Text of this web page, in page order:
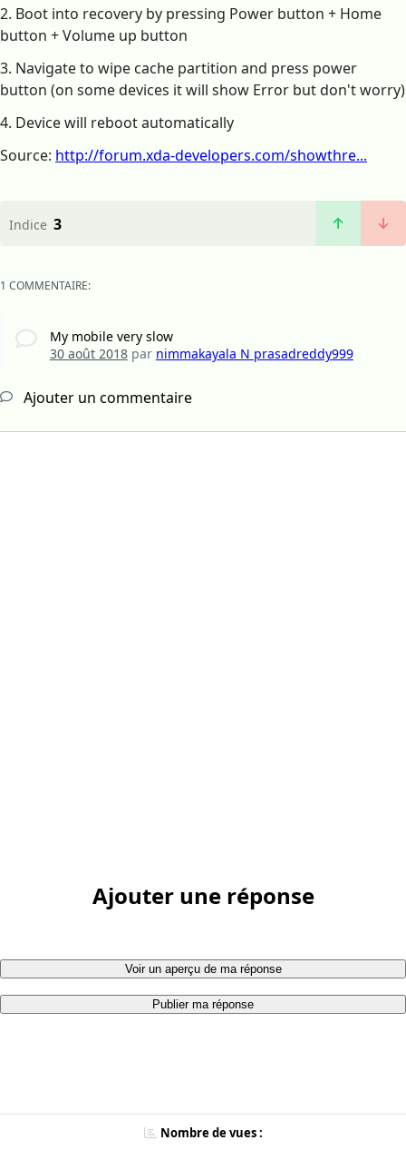
2. Boot into recovery by pressing Power button + Home
button + Volume up button
3. Navigate to wipe cache partition and press power
button (on some devices it will show Error but don't worry)
4. Device will reboot automatically
Source: http://forum.xda-developers.com/showthre...
Indice 3
1 COMMENTAIRE:
My mobile very slow
30 août 2018par nimmakayala N prasadreddy999
Ajouter un commentaire
Ajouter une réponse
Voir un aperçu de ma réponse
Publier ma réponse
Nombre de vues :